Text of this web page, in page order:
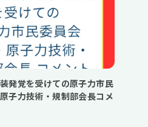
発覚を受けての原子力市民
子力技術・規制部会長コメ